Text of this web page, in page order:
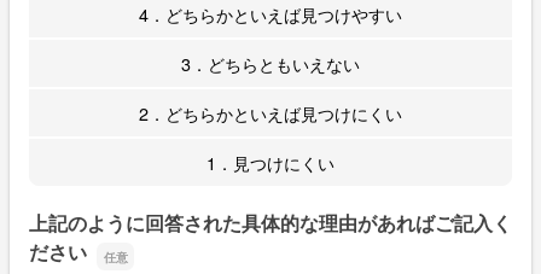
4．どちらかといえば見つけやすい
3．どちらともいえない
2．どちらかといえば見つけにくい
1．見つけにくい
上記のように回答された具体的な理由があればご記入く
ださい